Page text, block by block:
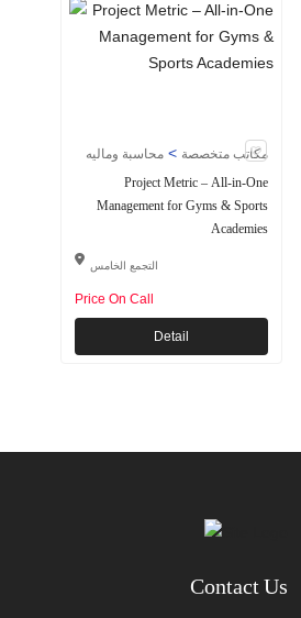
مكاتب متخصصة > محاسبة وماليه
Project Metric – All-in-One
Management for Gyms & Sports
Academies
التجمع الخامس
Price On Call
Detail
Contact Us